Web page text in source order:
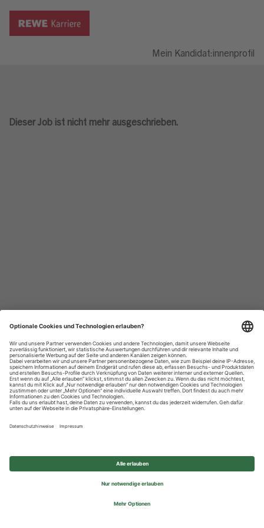
Mein Kandidat:innenprofil
Dieser Job ist nicht mehr ausgeschrieben.
Datenschutzhinweise
Impressum
Privatsphäre-Einstellungen
© 2026 REWE Group - All rights reserved